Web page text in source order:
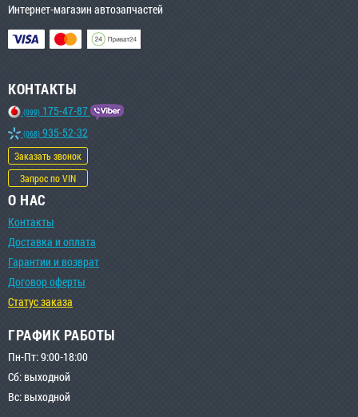
Интернет-магазин автозапчастей
КОНТАКТЫ
(099) 175-47-87
(068) 935-52-32
Заказать звонок
Запрос по VIN
О НАС
Контакты
Доставка и оплата
Гарантии и возврат
Договор оферты
Статус заказа
ГРАФИК РАБОТЫ
Пн-Пт: 9:00-18:00
Сб: выходной
Вс: выходной